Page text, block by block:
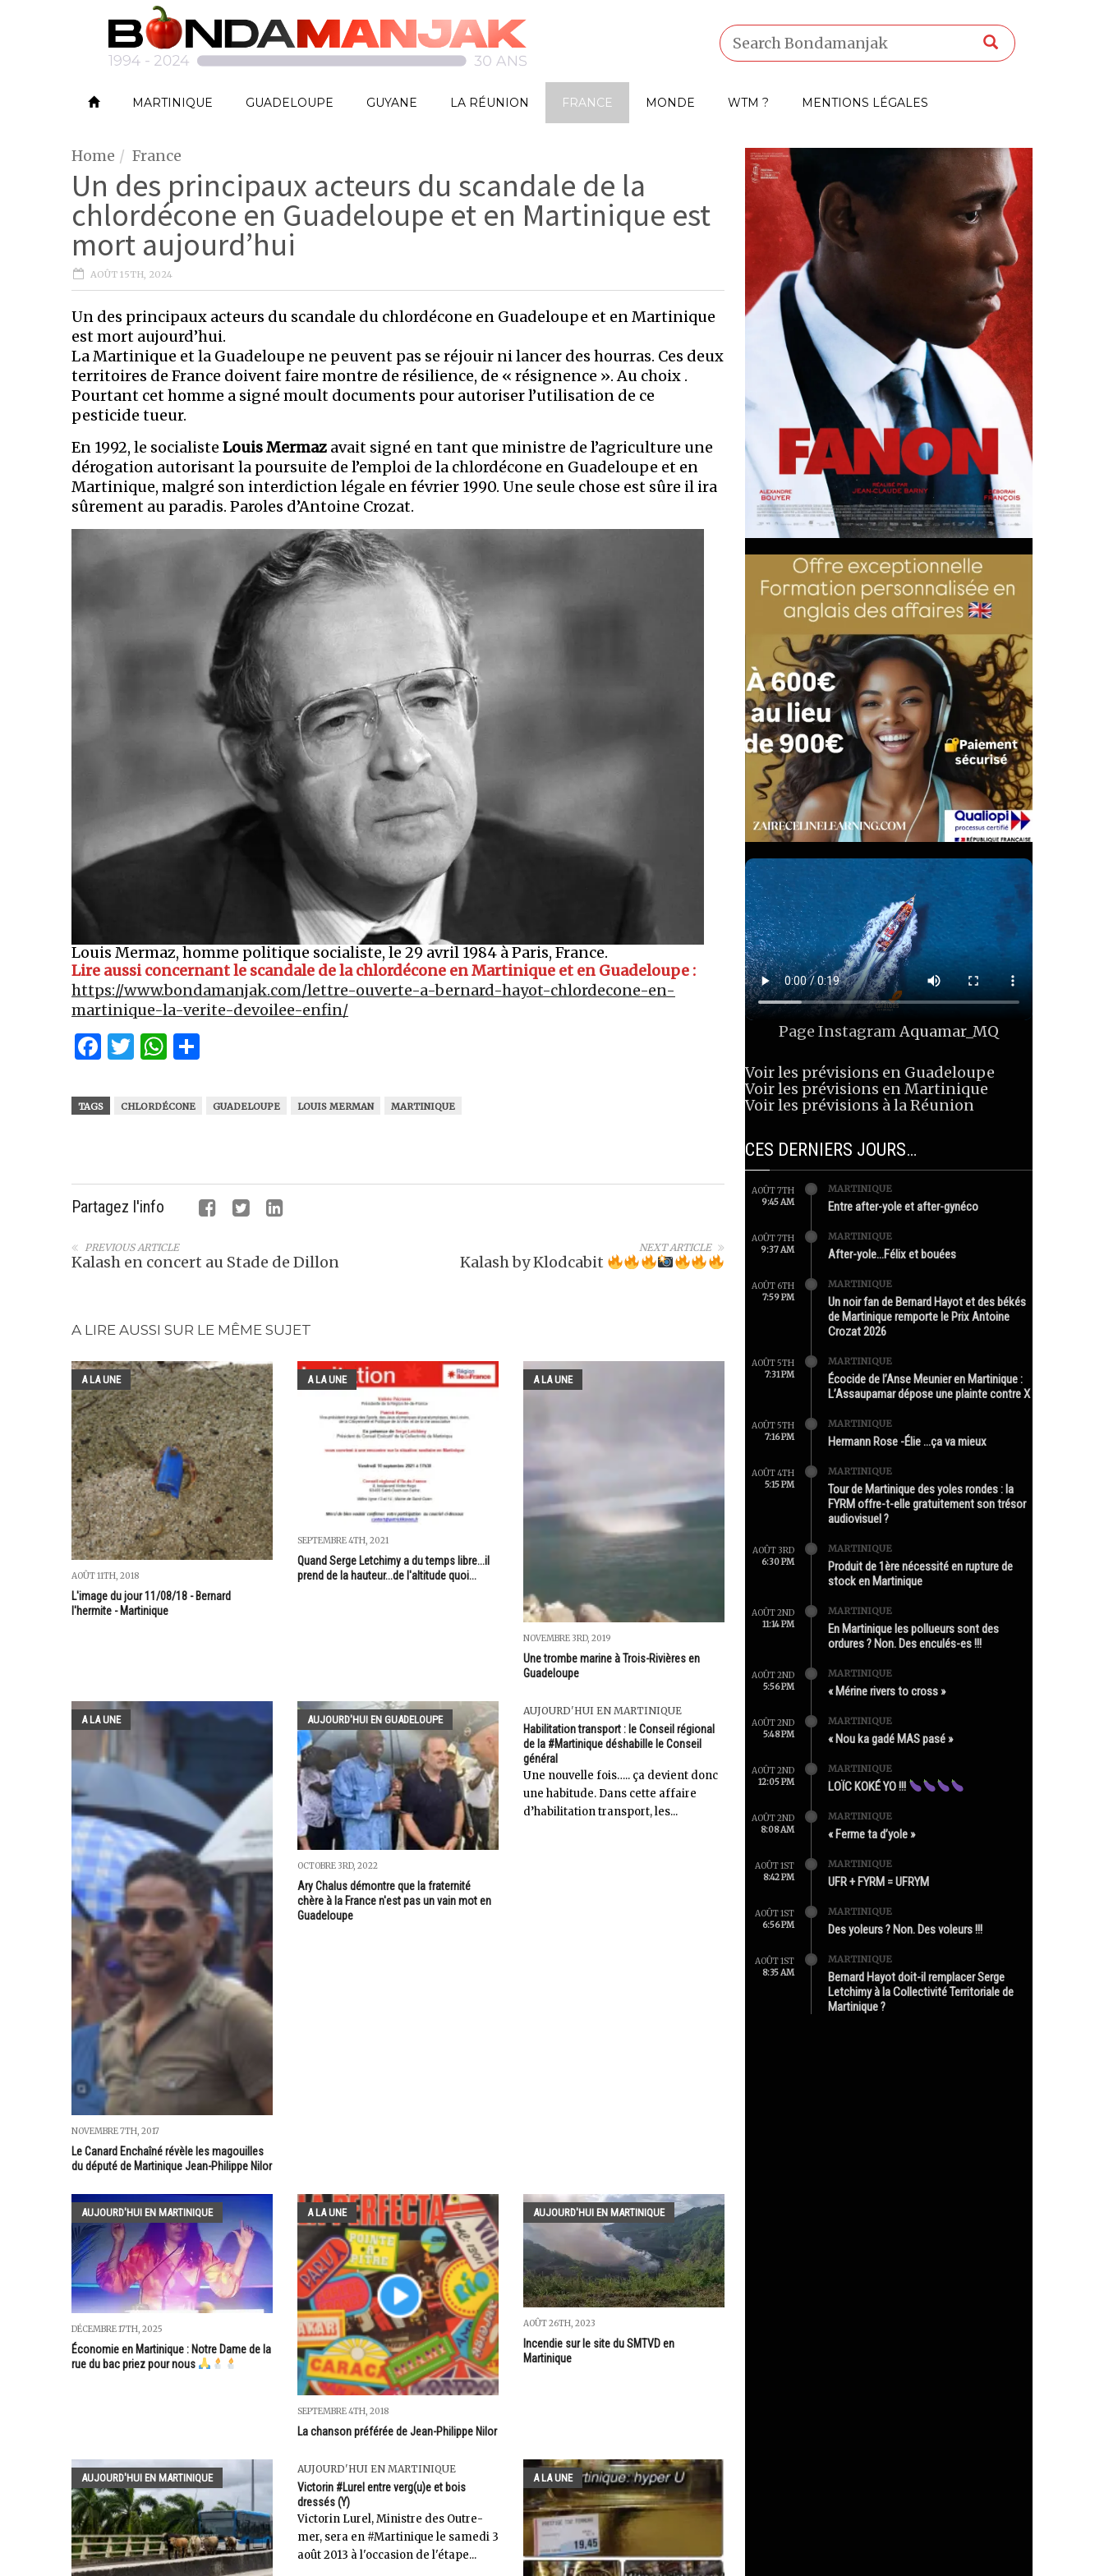
MARTINIQUE GUADELOUPE GUYANE LA RÉUNION FRANCE MONDE WTM ? MENTIONS LÉGALES
Home France
Un des principaux acteurs du scandale de la
chlordécone en Guadeloupe et en Martinique est
mort aujourd’hui
AOÛT 15TH, 2024
Un des principaux acteurs du scandale du chlordécone en Guadeloupe et en Martinique
est mort aujourd’hui.
La Martinique et la Guadeloupe ne peuvent pas se réjouir ni lancer des hourras. Ces deux
territoires de France doivent faire montre de résilience, de « résignence ». Au choix .
Pourtant cet homme a signé moult documents pour autoriser l’utilisation de ce
pesticide tueur.
En 1992, le socialiste Louis Mermaz avait signé en tant que ministre de l’agriculture une
dérogation autorisant la poursuite de l’emploi de la chlordécone en Guadeloupe et en
Martinique, malgré son interdiction légale en février 1990. Une seule chose est sûre il ira
sûrement au paradis. Paroles d’Antoine Crozat.
Louis Mermaz, homme politique socialiste, le 29 avril 1984 à Paris, France.
Lire aussi concernant le scandale de la chlordécone en Martinique et en Guadeloupe :
https://www.bondamanjak.com/lettre-ouverte-a-bernard-hayot-chlordecone-en-
martinique-la-verite-devoilee-enfin/
Facebook
Twitter
WhatsApp
TAGS CHLORDÉCONE GUADELOUPE LOUIS MERMAN MARTINIQUE
Partagez l'info
NEXT ARTICLE
Kalash by Klodcabit
PREVIOUS ARTICLE
Kalash en concert au Stade de Dillon
A LIRE AUSSI SUR LE MÊME SUJET
A LA UNE
AOÛT 11TH, 2018
L'image du jour 11/08/18 - Bernard
l'hermite - Martinique
A LA UNE
SEPTEMBRE 4TH, 2021
Quand Serge Letchimy a du temps libre...il
prend de la hauteur...de l'altitude quoi...
A LA UNE
NOVEMBRE 3RD, 2019
Une trombe marine à Trois-Rivières en
Guadeloupe
A LA UNE
NOVEMBRE 7TH, 2017
Le Canard Enchaîné révèle les magouilles
du député de Martinique Jean-Philippe Nilor
AUJOURD'HUI EN GUADELOUPE
OCTOBRE 3RD, 2022
Ary Chalus démontre que la fraternité
chère à la France n'est pas un vain mot en
Guadeloupe
AUJOURD'HUI EN MARTINIQUE
Habilitation transport : le Conseil régional
de la #Martinique déshabille le Conseil
général
Une nouvelle fois….. ça devient donc
une habitude. Dans cette affaire
d’habilitation transport, les...
AUJOURD'HUI EN MARTINIQUE
DÉCEMBRE 17TH, 2025
Économie en Martinique : Notre Dame de la
rue du bac priez pour nous
A LA UNE
SEPTEMBRE 4TH, 2018
La chanson préférée de Jean-Philippe Nilor
AUJOURD'HUI EN MARTINIQUE
AOÛT 26TH, 2023
Incendie sur le site du SMTVD en
Martinique
AUJOURD'HUI EN MARTINIQUE
AUJOURD'HUI EN MARTINIQUE
Victorin #Lurel entre verg(u)e et bois
dressés (Y)
Victorin Lurel, Ministre des Outre-
mer, sera en #Martinique le samedi 3
août 2013 à l'occasion de l'étape...
A LA UNE
Page InstagramAquamar_MQ
Voir les prévisions en Guadeloupe
Voir les prévisions en Martinique
Voir les prévisions à la Réunion
CES DERNIERS JOURS…
AOÛT 7TH
9:45 AM
MARTINIQUE
Entre after-yole et after-gynéco
AOÛT 7TH
9:37 AM
MARTINIQUE
After-yole…Félix et bouées
AOÛT 6TH
7:59 PM
MARTINIQUE
Un noir fan de Bernard Hayot et des békés
de Martinique remporte le Prix Antoine
Crozat 2026
AOÛT 5TH
7:31 PM
MARTINIQUE
Écocide de l’Anse Meunier en Martinique :
L’Assaupamar dépose une plainte contre X
AOÛT 5TH
7:16 PM
MARTINIQUE
Hermann Rose -Élie …ça va mieux
AOÛT 4TH
5:15 PM
MARTINIQUE
Tour de Martinique des yoles rondes : la
FYRM offre-t-elle gratuitement son trésor
audiovisuel ?
AOÛT 3RD
6:30 PM
MARTINIQUE
Produit de 1ère nécessité en rupture de
stock en Martinique
AOÛT 2ND
11:14 PM
MARTINIQUE
En Martinique les pollueurs sont des
ordures ? Non. Des enculés-es !!!
AOÛT 2ND
5:56 PM
MARTINIQUE
« Mérine rivers to cross »
AOÛT 2ND
5:48 PM
MARTINIQUE
« Nou ka gadé MAS pasé »
AOÛT 2ND
12:05 PM
MARTINIQUE
LOÏC KOKÉ YO !!!
AOÛT 2ND
8:08 AM
MARTINIQUE
« Ferme ta d’yole »
AOÛT 1ST
8:42 PM
MARTINIQUE
UFR + FYRM = UFRYM
AOÛT 1ST
6:56 PM
MARTINIQUE
Des yoleurs ? Non. Des voleurs !!!
AOÛT 1ST
8:35 AM
MARTINIQUE
Bernard Hayot doit-il remplacer Serge
Letchimy à la Collectivité Territoriale de
Martinique ?